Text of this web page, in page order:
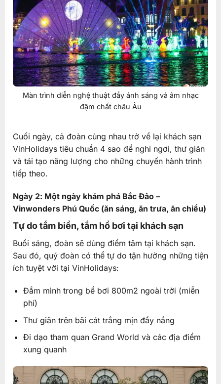
Màn trình diễn nghệ thuật đầy ánh sáng và âm nhạc
đậm chất châu Âu
Cuối ngày, cả đoàn cùng nhau trở về lại khách sạn
VinHolidays tiêu chuẩn 4 sao để nghỉ ngơi, thư giãn
và tái tạo năng lượng cho những chuyến hành trình
tiếp theo.
Ngày 2: Một ngày khám phá Bắc Đảo –
Vinwonders Phú Quốc (ăn sáng, ăn trưa, ăn chiều)
Tự do tắm biển, tắm hồ bơi tại khách sạn
Buổi sáng, đoàn sẽ dùng điểm tâm tại khách sạn.
Sau đó, quý đoàn có thể tự do tận hưởng những tiện
ích tuyệt vời tại VinHolidays:
Đắm mình trong bể bơi 800m2 ngoài trời (miễn
phí)
Thư giãn trên bãi cát trắng mịn đầy nắng
Đi dạo tham quan Grand World và các địa điểm
xung quanh